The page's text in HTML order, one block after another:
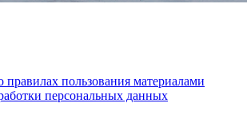
правилах пользования материалами
персональных данных